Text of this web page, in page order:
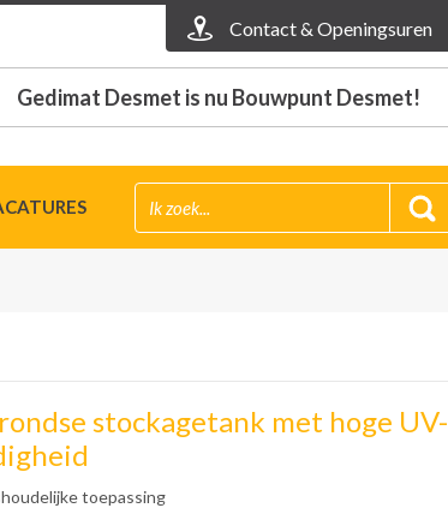
Contact & Openingsuren
Gedimat Desmet is nu Bouwpunt Desmet!
stockagetank met hoge UV-
toepassing